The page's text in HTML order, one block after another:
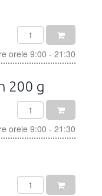
orele 9:00 - 21:30
200 g
orele 9:00 - 21:30